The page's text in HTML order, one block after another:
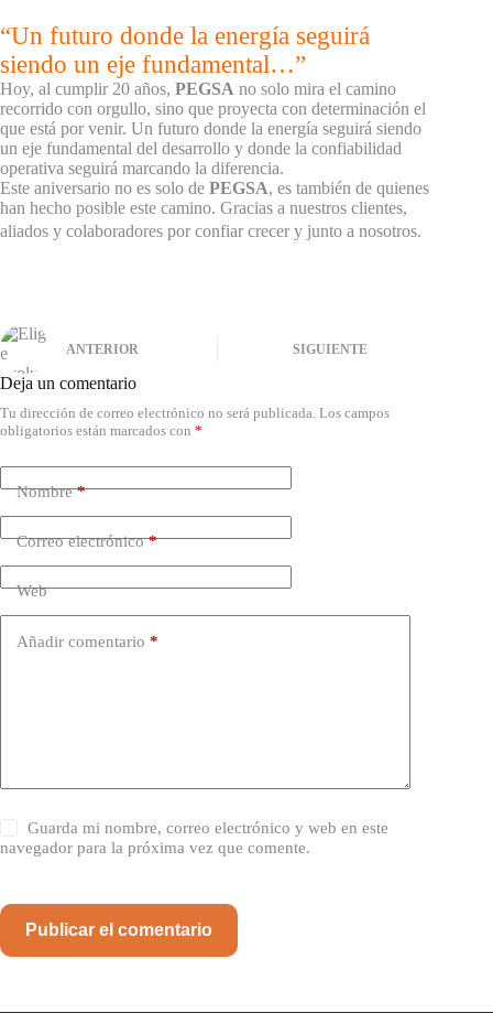
“Un futuro donde la energía seguirá
siendo un eje fundamental…”
Hoy, al cumplir 20 años, PEGSA no solo mira el camino
recorrido con orgullo, sino que proyecta con determinación el
que está por venir. Un futuro donde la energía seguirá siendo
un eje fundamental del desarrollo y donde la confiabilidad
operativa seguirá marcando la diferencia.
Este aniversario no es solo de PEGSA, es también de quienes
han hecho posible este camino. Gracias a nuestros clientes,
aliados y colaboradores por confiar crecer y junto a nosotros.
ANTERIOR SIGUIENTE
Deja un comentario
Tu dirección de correo electrónico no será publicada. Los campos
obligatorios están marcados con *
Nombre*
Correo electrónico*
Web
Añadir comentario *
Guarda mi nombre, correo electrónico y web en este
navegador para la próxima vez que comente.
Publicar el comentario